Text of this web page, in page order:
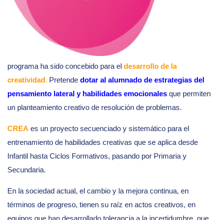
programa ha sido concebido para el desarrollo de la
creatividad. Pretende dotar al alumnado de estrategias del
pensamiento lateral y habilidades emocionales que permiten
un planteamiento creativo de resolución de problemas.
CREA es un proyecto secuenciado y sistemático para el
entrenamiento de habilidades creativas que se aplica desde
Infantil hasta Ciclos Formativos, pasando por Primaria y
Secundaria.
En la sociedad actual, el cambio y la mejora continua, en
términos de progreso, tienen su raíz en actos creativos, en
equipos que han desarrollado tolerancia a la incertidumbre, que